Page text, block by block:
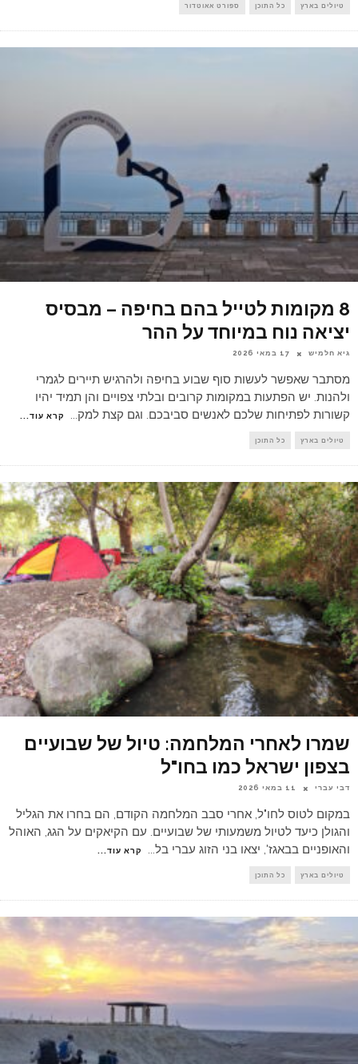
טיולים בארץ כל התוכן ספורט אאוטדור
8 מקומות לטייל בהם בחיפה – מבסיס
יציאה נוח במיוחד על ההר
גיא חלמיש 17 במאי 2026
מסתבר שאפשר לעשות סוף שבוע בחיפה ולהרגיש תיירים לגמרי
ולהנות. יש הפתעות במקומות קרובים ובלתי צפויים והן תמיד יהיו
קשורות לפתיחות שלכם לאנשים סביבכם. וגם קצת למק... קרא עוד...
טיולים בארץ כל התוכן
שמרו לאחרי המלחמה: טיול של שבועיים
בצפון ישראל כמו בחו"ל
דבי עברי 11 במאי 2026
במקום לטוס לחו"ל, אחרי סבב המלחמה הקודם, הם בחרו את הגליל
והגולן כיעד לטיול משמעותי של שבועיים. עם הקיאקים על הגג, האוהל
והאופניים בבאגז', יצאו בני הזוג עברי בל... קרא עוד...
טיולים בארץ כל התוכן